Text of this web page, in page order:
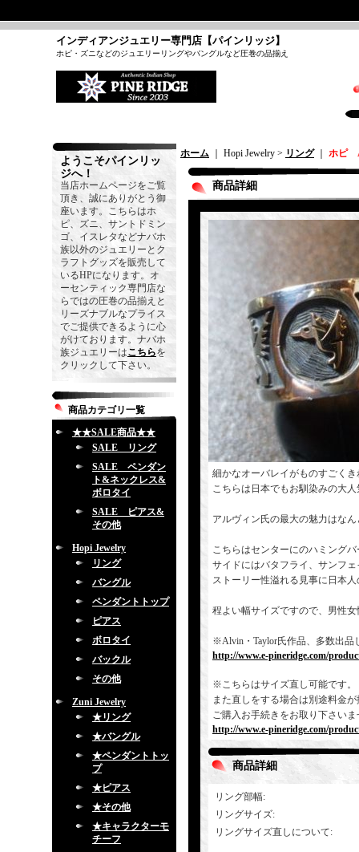
インディアンジュエリー専門店【パインリッジ】
ホピ・ズニなどのジュエリーリングやバングルなど圧巻の品揃え
ようこそパインリッ
ジへ！
当店ホームページをご覧
頂き、誠にありがとう御
座います。こちらはホ
ピ、ズニ、サントドミン
ゴ、イスレタなどナバホ
族以外のジュエリーとク
ラフトグッズを販売して
いるHPになります。オ
ーセンティック専門店な
らではの圧巻の品揃えと
リーズナブルなプライス
でご提供できるように心
がけております。ナバホ
族ジュエリーはこちらを
クリックして下さい。
商品カテゴリ一覧
★★SALE商品★★
SALE リング
SALE ペンダン
ト&ネックレス&
ボロタイ
SALE ピアス&
その他
Hopi Jewelry
リング
バングル
ペンダントトップ
ピアス
ボロタイ
バックル
その他
Zuni Jewelry
★リング
★バングル
★ペンダントトッ
プ
★ピアス
★その他
★キャラクターモ
チーフ
ホーム ｜ Hopi Jewelry > リング｜ ホピ
商品詳細
細かなオーバレイがものすごく
こちらは日本でもお馴染みの大
アルヴィン氏の最大の魅力はな
こちらはセンターにのハミング
サイドにはバタフライ、サンフ
ストーリー性溢れる見事に日本
程よい幅サイズですので、男性
※Alvin・Taylor氏作品、多数出品
http://www.e-pineridge.com/
※こちらはサイズ直し可能です
また直しをする場合は別途料金
ご購入お手続きをお取り下さいま
http://www.e-pineridge.com/
商品詳細
リング部幅:
リングサイズ:
リングサイズ直しについて: